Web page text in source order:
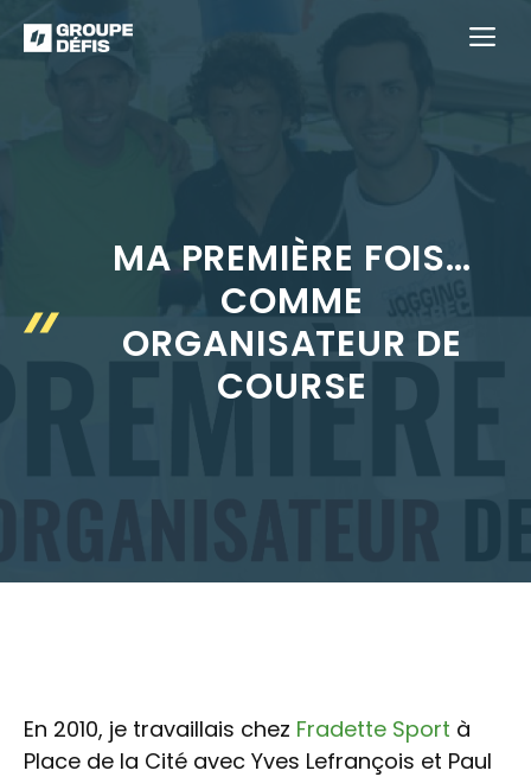
au
MA PREMIÈRE FOIS…
COMME
ORGANISATEUR DE
COURSE
En 2010, je travaillais chez Fradette Sport à
Place de la Cité avec Yves Lefrançois et Paul